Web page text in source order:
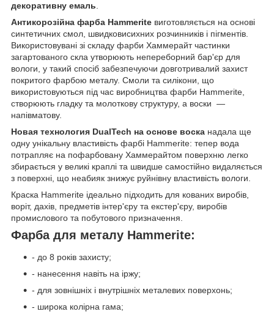
декоративну емаль.
Антикорозійна фарба Hammerite виготовляється на основі
синтетичних смол, швидковисихних розчинників і пігментів.
Використовувані зі складу фарби Хаммерайт частинки
загартованого скла утворюють непереборний бар'єр для
вологи, у такий спосіб забезпечуючи довготривалий захист
покритого фарбою металу. Смоли та силікони, що
використовуються під час виробництва фарби Hammerite,
створюють гладку та молоткову структуру, а воски —
напівматову.
Новая технология DualTech на основе воска надала ще
одну унікальну властивість фарбі Hammerite: тепер вода
потрапляє на пофарбовану Хаммерайтом поверхню легко
збирається у великі краплі та швидше самостійно видаляється
з поверхні, що неабияк знижує руйнівну властивість вологи.
Краска Hammerite ідеально підходить для кованих виробів,
воріт, дахів, предметів інтер'єру та екстер'єру, виробів
промислового та побутового призначення.
Фарба для металу Hammerite:
- до 8 років захисту;
- нанесення навіть на іржу;
- для зовнішніх і внутрішніх металевих поверхонь;
- широка колірна гама;